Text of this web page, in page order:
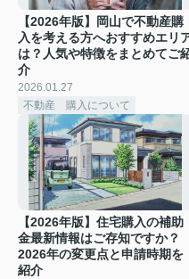
【2026年版】岡山で不動産購
入を考える方へおすすめエリ
は？人気や特徴をまとめてご
介
2026.01.27
不動産 購入について
【2026年版】住宅購入の補助
金最新情報はご存知ですか？
2026年の変更点と申請時期を
紹介